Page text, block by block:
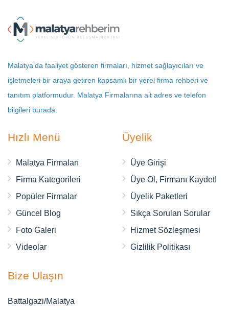
Malatya’da faaliyet gösteren firmaları, hizmet sağlayıcıları ve
işletmeleri bir araya getiren kapsamlı bir yerel firma rehberi ve
tanıtım platformudur. Malatya Firmalarına ait adres ve telefon
bilgileri burada.
Hızlı Menü
Malatya Firmaları
Firma Kategorileri
Popüler Firmalar
Güncel Blog
Foto Galeri
Videolar
Üyelik
Üye Girişi
Üye Ol, Firmanı Kaydet!
Üyelik Paketleri
Sıkça Sorulan Sorular
Hizmet Sözleşmesi
Gizlilik Politikası
Bize Ulaşın
Battalgazi/Malatya